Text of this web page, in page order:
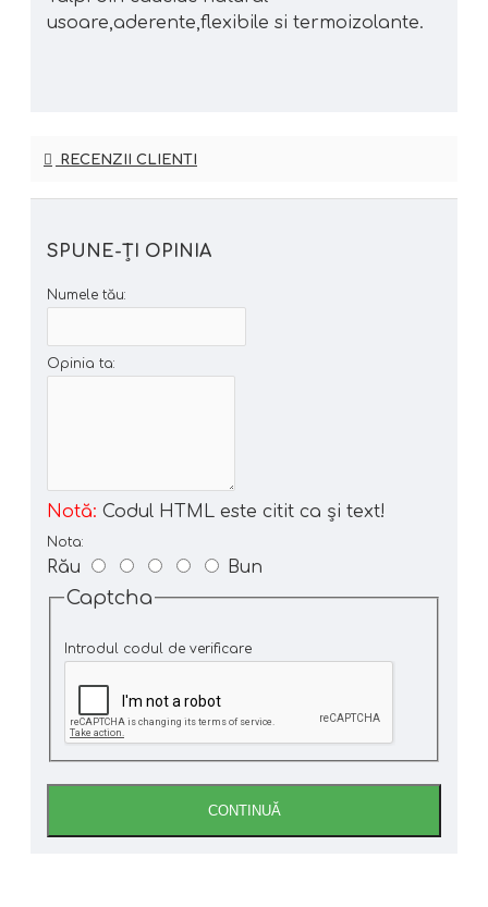
usoare,aderente,flexibile si termoizolante.
RECENZII CLIENTI
SPUNE-ŢI OPINIA
Numele tău:
Opinia ta:
Notă: Codul HTML este citit ca şi text!
Nota:
Rău Bun
Captcha
Introdul codul de verificare
CONTINUĂ